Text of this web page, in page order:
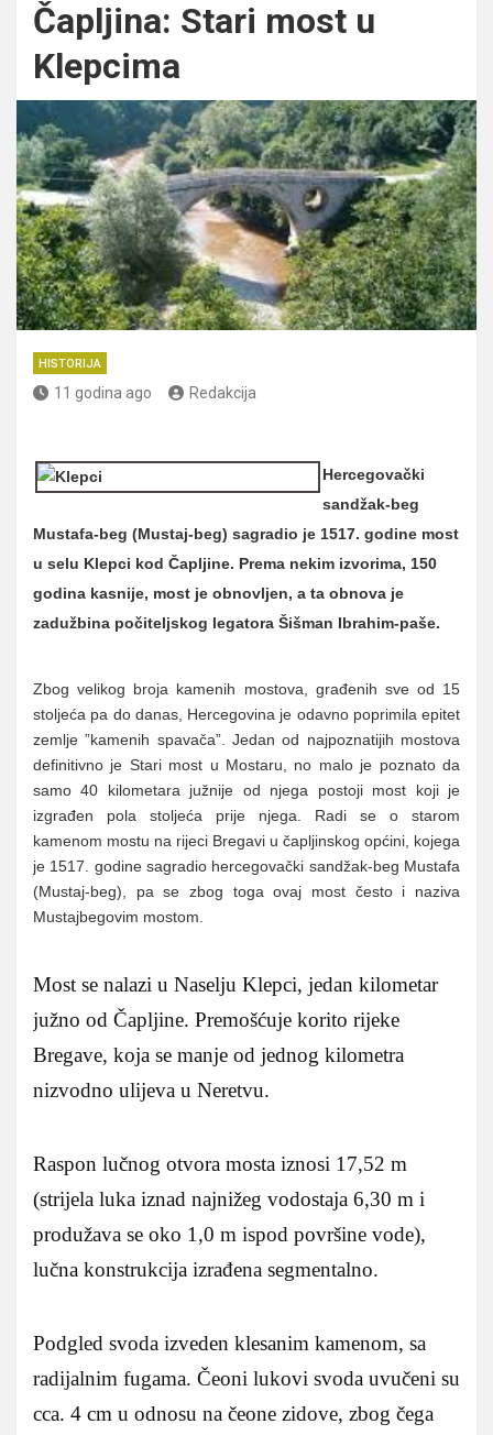
Čapljina: Stari most u
Klepcima
HISTORIJA
11 godina ago Redakcija
Hercegovački
sandžak-beg
Mustafa-beg (Mustaj-beg) sagradio je 1517. godine most
u selu Klepci kod Čapljine. Prema nekim izvorima, 150
godina kasnije, most je obnovljen, a ta obnova je
zadužbina počiteljskog legatora Šišman Ibrahim-paše.
Zbog velikog broja kamenih mostova, građenih sve od 15
stoljeća pa do danas, Hercegovina je odavno poprimila epitet
zemlje ”kamenih spavača”. Jedan od najpoznatijih mostova
definitivno je Stari most u Mostaru, no malo je poznato da
samo 40 kilometara južnije od njega postoji most koji je
izgrađen pola stoljeća prije njega. Radi se o starom
kamenom mostu na rijeci Bregavi u čapljinskog općini, kojega
je 1517. godine sagradio hercegovački sandžak-beg Mustafa
(Mustaj-beg), pa se zbog toga ovaj most često i naziva
Mustajbegovim mostom.
Most se nalazi u Naselju Klepci, jedan kilometar
južno od Čapljine. Premošćuje korito rijeke
Bregave, koja se manje od jednog kilometra
nizvodno ulijeva u Neretvu.
Raspon lučnog otvora mosta iznosi 17,52 m
(strijela luka iznad najnižeg vodostaja 6,30 m i
produžava se oko 1,0 m ispod površine vode),
lučna konstrukcija izrađena segmentalno.
Podgled svoda izveden klesanim kamenom, sa
radijalnim fugama. Čeoni lukovi svoda uvučeni su
cca. 4 cm u odnosu na čeone zidove, zbog čega